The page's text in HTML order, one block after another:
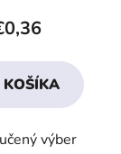
produktu
je
4,4
z
hviezdičiek.
výber